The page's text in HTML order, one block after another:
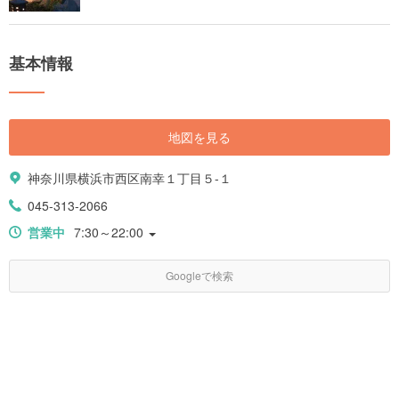
基本情報
地図を見る
神奈川県横浜市西区南幸１丁目５-１
045-313-2066
営業中 7:30～22:00
Googleで検索